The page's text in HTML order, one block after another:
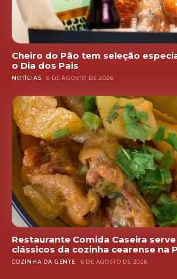
Cheiro do Pão tem seleção
o Dia dos Pais
NOTÍCIAS 6 DE AGOSTO DE 2026
Restaurante Comida Caseira
clássicos da cozinha cearense na
COZINHA DA GENTE 6 DE AGOSTO DE 2026